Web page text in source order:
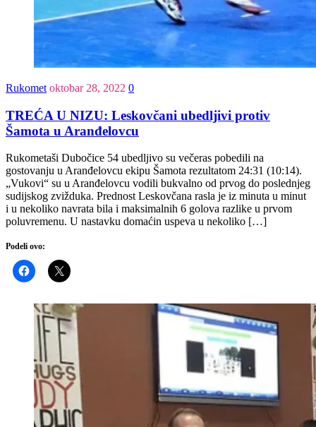
Rukomet oktobar 28, 2022 0
TREĆA U NIZU: Leskovčani ubedljivi protiv
Šamota u Aranđelovcu
Rukometaši Dubočice 54 ubedljivo su večeras pobedili na
gostovanju u Aranđelovcu ekipu Šamota rezultatom 24:31 (10:14).
„Vukovi“ su u Aranđelovcu vodili bukvalno od prvog do poslednjeg
sudijskog zvižduka. Prednost Leskovčana rasla je iz minuta u minut
i u nekoliko navrata bila i maksimalnih 6 golova razlike u prvom
poluvremenu. U nastavku domaćin uspeva u nekoliko […]
Podeli ovo: